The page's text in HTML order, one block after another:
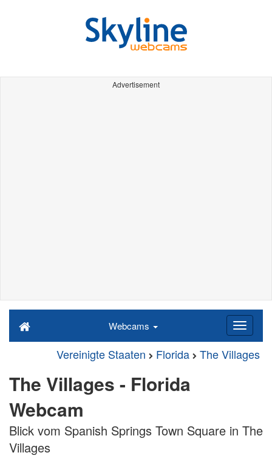
Advertisement
Webcams
Vereinigte Staaten Florida The Villages
The Villages - Florida
Webcam
Blick vom Spanish Springs Town Square in The
Villages